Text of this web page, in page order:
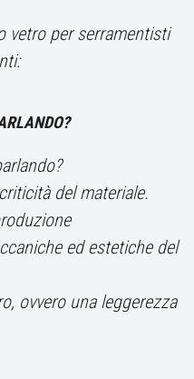
vetro per serramentisti
del materiale.
ed estetiche del
ovvero una leggerezza